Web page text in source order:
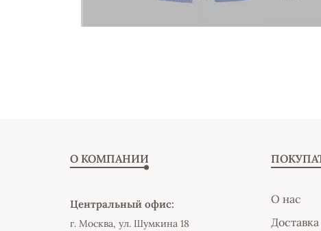
О КОМПАНИИ
Центральный офис:
г. Москва, ул. Шумкина 18
О нас